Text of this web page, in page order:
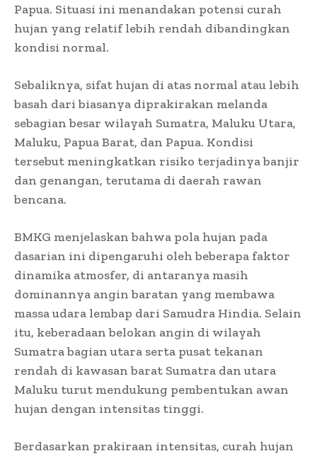
Papua. Situasi ini menandakan potensi curah
hujan yang relatif lebih rendah dibandingkan
kondisi normal.
Sebaliknya, sifat hujan di atas normal atau lebih
basah dari biasanya diprakirakan melanda
sebagian besar wilayah Sumatra, Maluku Utara,
Maluku, Papua Barat, dan Papua. Kondisi
tersebut meningkatkan risiko terjadinya banjir
dan genangan, terutama di daerah rawan
bencana.
BMKG menjelaskan bahwa pola hujan pada
dasarian ini dipengaruhi oleh beberapa faktor
dinamika atmosfer, di antaranya masih
dominannya angin baratan yang membawa
massa udara lembap dari Samudra Hindia. Selain
itu, keberadaan belokan angin di wilayah
Sumatra bagian utara serta pusat tekanan
rendah di kawasan barat Sumatra dan utara
Maluku turut mendukung pembentukan awan
hujan dengan intensitas tinggi.
Berdasarkan prakiraan intensitas, curah hujan